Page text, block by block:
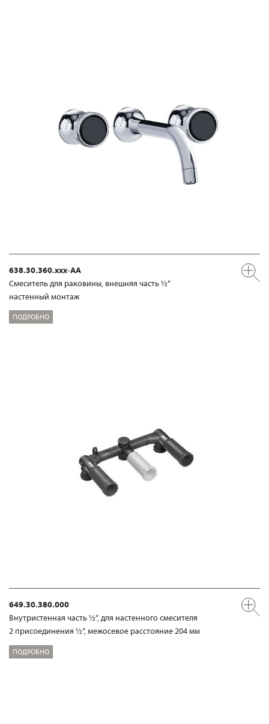
638.30.360.xxx-AA
Смеситель для раковины, внешняя часть ½“
настенный монтаж
ПОДРОБНО
649.30.380.000
Внутристенная часть ½“, для настенного смесителя
2 присоединения ½“, межосевое расстояние 204 мм
ПОДРОБНО